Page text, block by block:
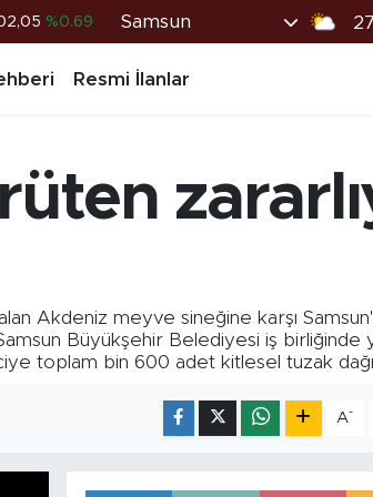
%0.06
13.768 %48
%0.69
Samsun 27
Resmi İlanlar
Akdeniz meyve sineğine karşı
Büyükşehir Belediyesi iş birliğinde
toplam bin 600 adet kitlesel tuzak
A-